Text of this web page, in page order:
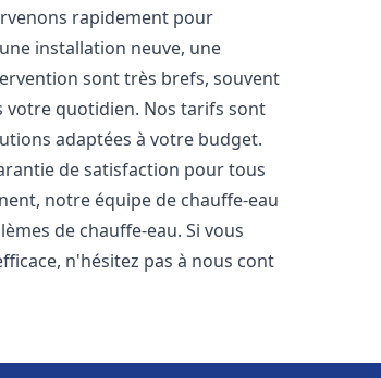
rapidement pour
installation neuve, une
sont très brefs, souvent
votre quotidien. Nos tarifs sont
adaptées à votre budget.
de satisfaction pour tous
notre équipe de chauffe-eau
de chauffe-eau. Si vous
n'hésitez pas à nous cont